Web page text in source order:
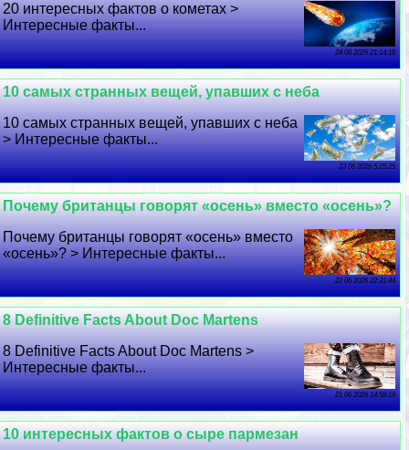
20 интересных фактов о кометах >
Интересные факты...
24 06 2026 21:14:18
10 самых странных вещей, упавших с неба
10 самых странных вещей, упавших с неба
> Интересные факты...
23 06 2026 5:25:25
Почему британцы говорят «осень» вместо «осень»?
Почему британцы говорят «осень» вместо
«осень»? > Интересные факты...
22 06 2026 22:31:44
8 Definitive Facts About Doc Martens
8 Definitive Facts About Doc Martens >
Интересные факты...
21 06 2026 14:58:19
10 интересных фактов о сыре пармезан